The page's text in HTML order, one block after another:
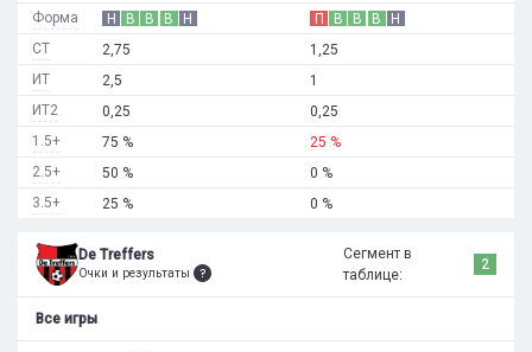
Форма
СТ
ИТ
ИТ2
1.5+
2.5+
3.5+
Н В В В
Н
2,75
2,5
0,25
75 %
50 %
25 %
П В В В
Н
1,25
1
0,25
25 %
0 %
0 %
De Treffers
Очки и результаты
Сегмент в
таблице:
2
Все игры